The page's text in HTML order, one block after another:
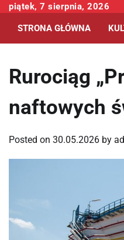
Skip
content
piątek, 7 sierpnia, 2026
STRONA GŁÓWNA
Rurociąg
naftowych
Posted on 30.05.2026 by